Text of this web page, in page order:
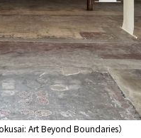
Art Beyond Boundaries）